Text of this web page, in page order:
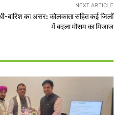
NEXT ARTICLE
बारिश का असर: कोलकाता सहित कई जिलों
में बदला मौसम का मिजाज